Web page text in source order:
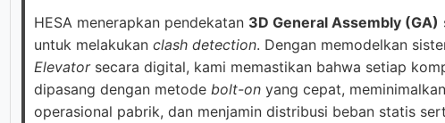
HESA menerapkan pendekatan 3D General Assembly (GA)
untuk melakukan clash detection. Dengan memodelkan
Elevatorsecara digital, kami memastikan bahwa setiap
dipasang dengan metode bolt-on yang cepat, meminimalkan
operasional pabrik, dan menjamin distribusi beban statis